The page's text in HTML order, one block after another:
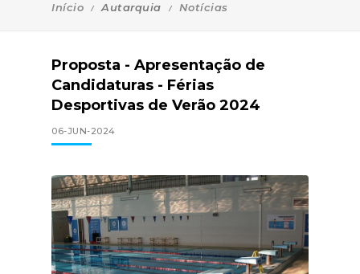
Início Autarquia Notícias
Proposta - Apresentação de
Candidaturas - Férias
Desportivas de Verão 2024
06-JUN-2024